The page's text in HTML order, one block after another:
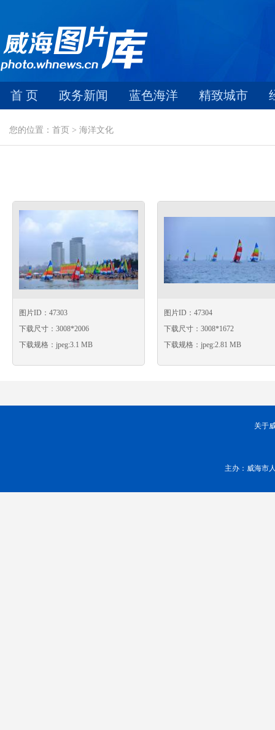
首 页 政务新闻 蓝色海洋 精致城市
您的位置：首页 > 海洋文化
图片ID：47303
下载尺寸：3008*2006
下载规格：jpeg:3.1 MB
图片ID：47304
下载尺寸：3008*1672
下载规格：jpeg:2.81 MB
关于
主办：威海市